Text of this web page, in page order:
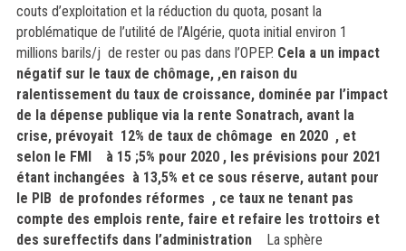
couts d’exploitation et la réduction du quota, posant la
problématique de l’utilité de l’Algérie, quota initial environ 1
millions barils/j de rester ou pas dans l’OPEP. Cela a un impact
négatif sur le taux de chômage, ,en raison du
ralentissement du taux de croissance, dominée par l’impact
de la dépense publique via la rente Sonatrach, avant la
crise, prévoyait 12% de taux de chômage en 2020 , et
selon le FMI à 15 ;5% pour 2020 , les prévisions pour 2021
étant inchangées à 13,5% et ce sous réserve, autant pour
le PIB de profondes réformes , ce taux ne tenant pas
compte des emplois rente, faire et refaire les trottoirs et
des sureffectifs dans l’administrationLa sphère